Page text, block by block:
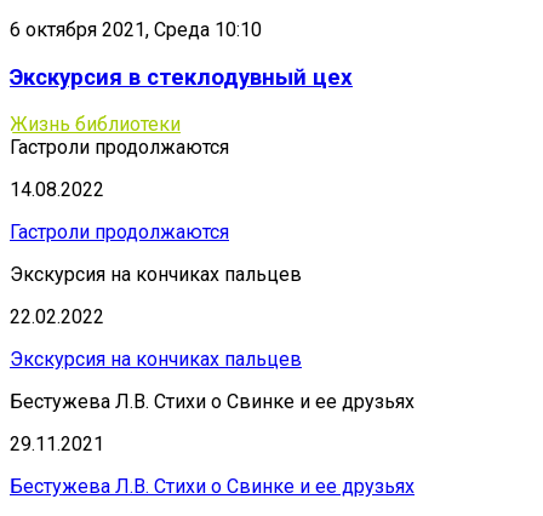
6 октября 2021, Среда 10:10
Экскурсия в стеклодувный цех
Жизнь библиотеки
Гастроли продолжаются
14.08.2022
Гастроли продолжаются
Экскурсия на кончиках пальцев
22.02.2022
Экскурсия на кончиках пальцев
Бестужева Л.В. Стихи о Свинке и ее друзьях
29.11.2021
Бестужева Л.В. Стихи о Свинке и ее друзьях